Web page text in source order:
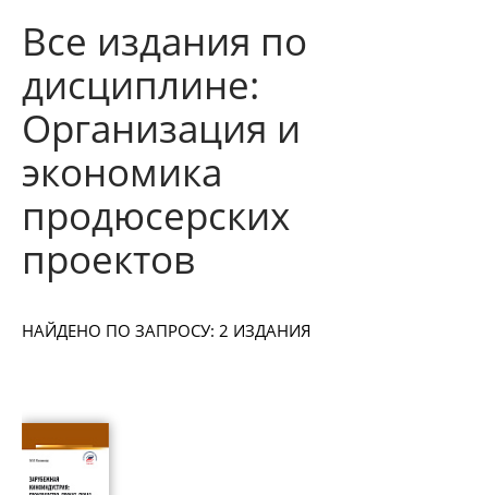
Все издания по
дисциплине:
Организация и
экономика
продюсерских
проектов
НАЙДЕНО ПО ЗАПРОСУ: 2 ИЗДАНИЯ